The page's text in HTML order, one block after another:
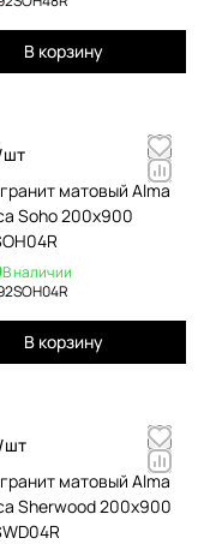
В корзину
шт
матовый Alma
Soho 200x900
В наличии
В корзину
шт
матовый Alma
Sherwood 200x900